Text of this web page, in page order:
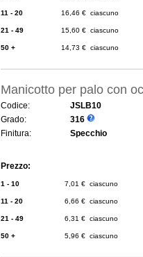
11 - 20 16,46 € ciascuno
21 - 49 15,60 € ciascuno
50 + 14,73 € ciascuno
Manicotto per palo con
Codice:
JSLB10
Grado:
316
Finitura:
Specchio
Prezzo:
1 - 10 7,01 € ciascuno
11 - 20 6,66 € ciascuno
21 - 49 6,31 € ciascuno
50 + 5,96 € ciascuno